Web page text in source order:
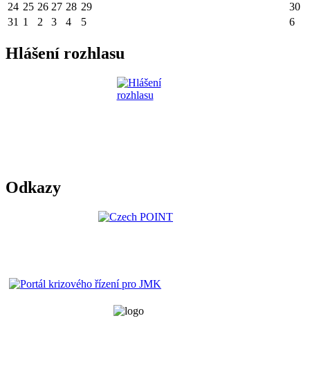
24 25 26 27 28 29
30
31 1 2 3 4 5 6
Hlášení rozhlasu
Odkazy